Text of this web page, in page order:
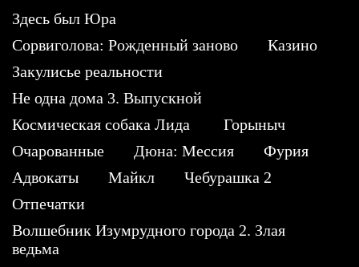
Здесь был Юра
Сорвиголова: Рожденный заново
Казино
Закулисье реальности
Не одна дома 3. Выпускной
Космическая собака Лида
Горыныч
Очарованные
Дюна: Мессия
Фурия
Адвокаты
Майкл
Чебурашка 2
Отпечатки
Волшебник Изумрудного города 2. Злая
ведьма